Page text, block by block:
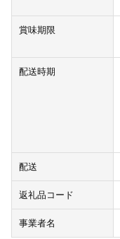
賞味期限
配送時期
配送
返礼品コード
事業者名